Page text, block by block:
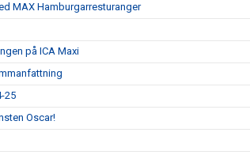
MAX Hamburgarresturanger
på ICA Maxi
25
Oscar!